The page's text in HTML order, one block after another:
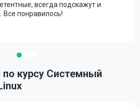
всегда подскажут и
Все понравилось!
курсу Системный